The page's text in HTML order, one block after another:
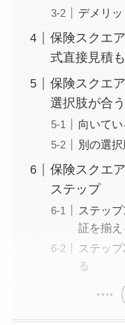
デメリ
保険スクエ
式直接見積
保険スクエ
選択肢が合
向いてい
別の選
保険スクエ
ステップ
ステッ
証を揃え
ステッ
る